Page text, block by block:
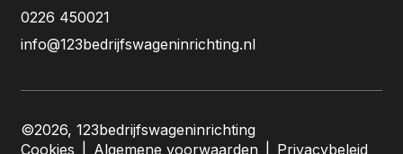
0226 450021
info@123bedrijfswageninrichting.nl
©2026, 123bedrijfswageninrichting
Cookies
Algemene voorwaarden Privacybeleid